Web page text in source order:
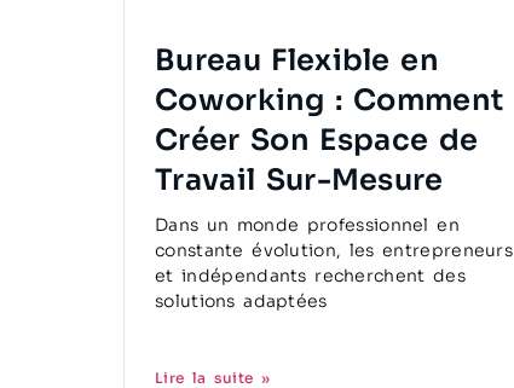
Bureau Flexible en
Coworking : Comment
Créer Son Espace de
Travail Sur-Mesure
Dans un monde professionnel en
constante évolution, les entrepreneurs
et indépendants recherchent des
solutions adaptées
Lire la suite »